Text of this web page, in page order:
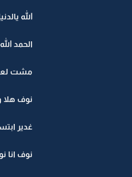
الله
الحمد
مشت
نوف هلا
غدير
نوف انا